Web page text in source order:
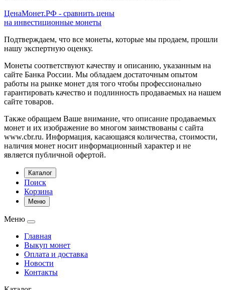
ЦенаМонет.РФ - сравнить цены
на инвестиционные монеты
Подтверждаем, что все монеты, которые мы продаем, прошли
нашу экспертную оценку.
Монеты соответствуют качеству и описанию, указанным на
сайте Банка России. Мы обладаем достаточным опытом
работы на рынке монет для того чтобы профессионально
гарантировать качество и подлинность продаваемых на нашем
сайте товаров.
Также обращаем Ваше внимание, что описание продаваемых
монет и их изображение во многом заимствованы с сайта
www.cbr.ru. Информация, касающаяся количества, стоимости,
наличия монет носит информационный характер и не
является публичной офертой.
Каталог
Поиск
Корзина
Меню
Меню
Главная
Выкуп монет
Оплата и доставка
Новости
Контакты